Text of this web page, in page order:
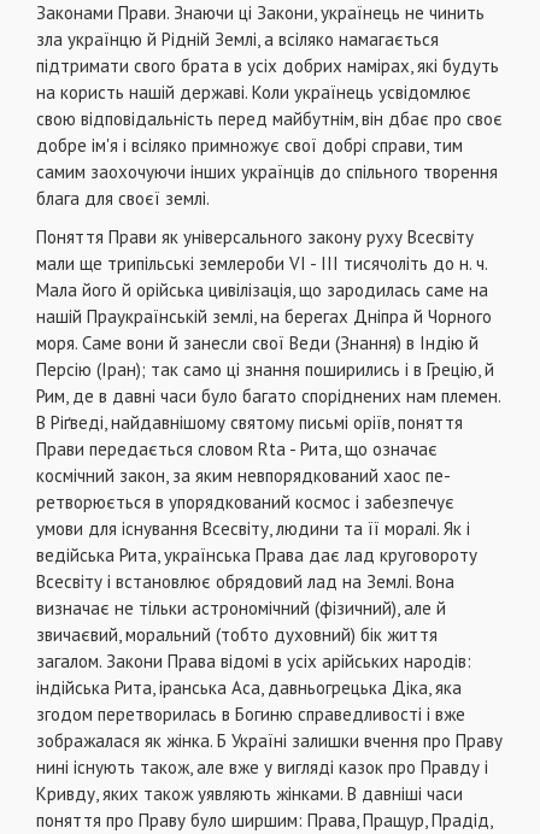
Законами Прави. Знаючи ці Закони, українець не чинить
зла українцю й Рідній Землі, а всіляко намагається
підтримати свого брата в усіх добрих намірах, які будуть
на користь нашій дер­жаві. Коли українець усвідомлює
свою відпові­дальність перед майбутнім, він дбає про своє
доб­ре ім'я і всіляко примножує свої добрі справи, тим
самим заохочуючи інших українців до спільного творення
блага для своєї землі.
Поняття Прави як універсального закону руху Всесвіту
мали ще трипільські землероби VI - IIІ тися­чоліть до н. ч.
Мала його й орійська цивілізація, що зародилась саме на
нашій Праукраїнській землі, на берегах Дніпра й Чорного
моря. Саме вони й занес­ли свої Веди (Знання) в Індію й
Персію (Іран); так само ці знання поширились і в Грецію, й
Рим, де в давні часи було багато споріднених нам племен.
В Ріґведі, найдавнішому святому письмі оріїв, поняття
Прави передається словом Rta - Рита, що означає
космічний закон, за яким невпорядкований хаос пе­
ретворюється в упорядкований космос і забезпечує
умови для існування Всесвіту, людини та її моралі. Як і
ведійська Рита, українська Права дає лад круго­вороту
Всесвіту і встановлює обрядовий лад на Зем­лі. Вона
визначає не тільки астрономічний (фізич­ний), але й
звичаєвий, моральний (тобто духовний) бік життя
загалом. Закони Права відомі в усіх арійсь­ких народів:
індійська Рита, іранська Аса, давньог­рецька Діка, яка
згодом перетворилась в Богиню справедливості і вже
зображалася як жінка. Б Укра­їні залишки вчення про Праву
нині існують також, але вже у вигляді казок про Правду і
Кривду, яких також уявляють жінками. В давніші часи
поняття про Праву було ширшим: Права, Пращур, Прадід,